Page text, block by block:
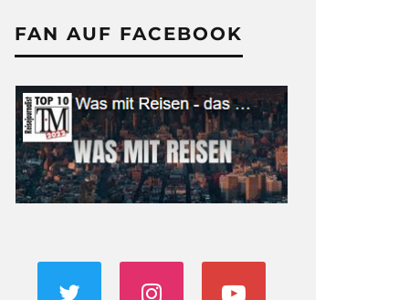
FAN AUF FACEBOOK